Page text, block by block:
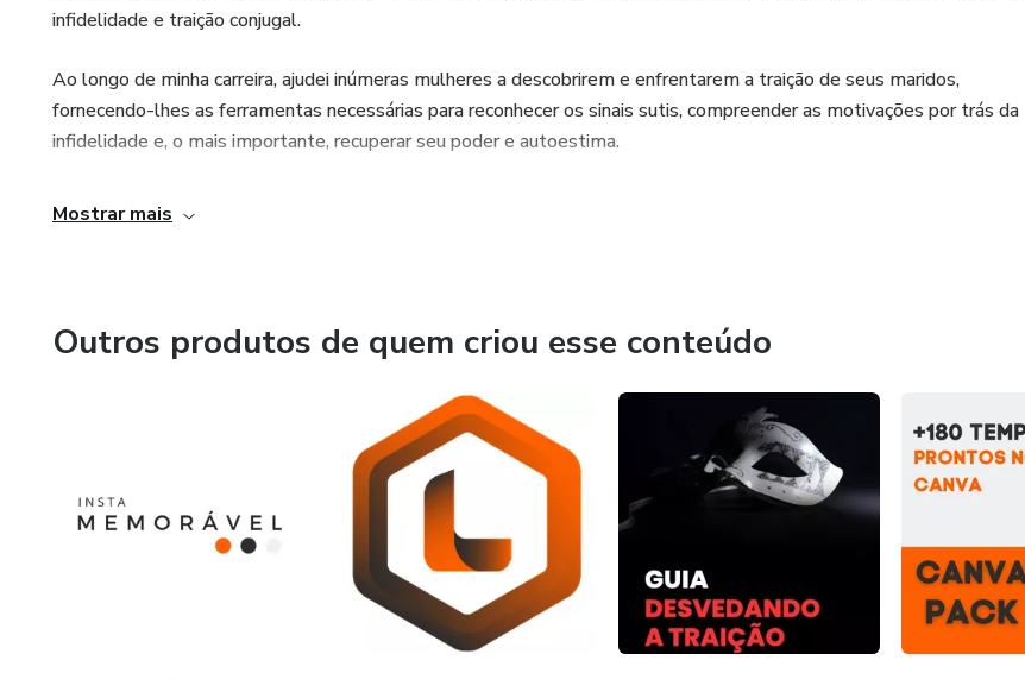
infidelidade e traição conjugal.
Ao longo de minha carreira, ajudei inúmeras mulheres a descobrirem e enfrentarem a traição de seus maridos,
fornecendo-lhes as ferramentas necessárias para reconhecer os sinais sutis, compreender as motivações por trás da
infidelidade e, o mais importante, recuperar seu poder e autoestima.
Mostrar mais
Outros produtos de quem criou esse conteúdo